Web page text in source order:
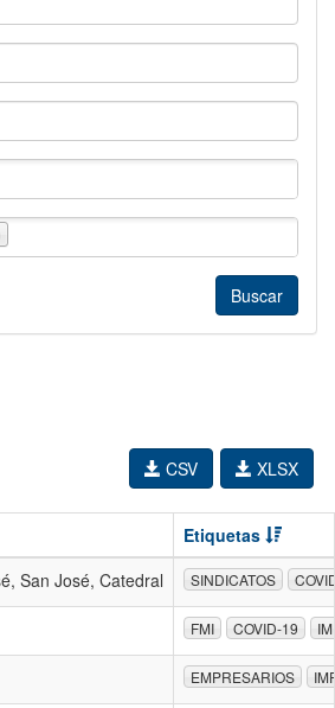
XLSX
CSV
Etiquetas
San José, Catedral SINDICATOS
FMI COVID-19
EMPRESARIOS